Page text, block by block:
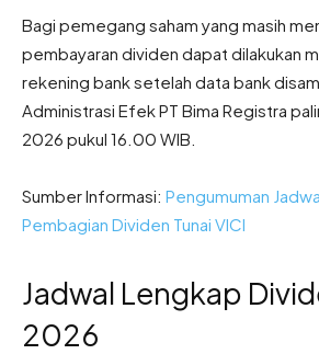
Bagi pemegang saham yang masih
pembayaran dividen dapat dilakukan
rekening bank setelah data bank
Administrasi Efek PT Bima Registra
2026 pukul 16.00 WIB.
Sumber Informasi: Pengumuman
Pembagian Dividen Tunai VICI
Jadwal Lengkap
2026